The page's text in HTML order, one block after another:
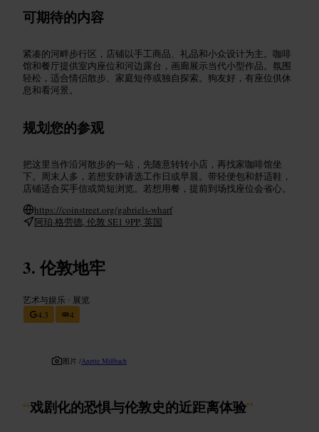
可期待的内容
紧凑的河畔步行区，店铺以手工商品、礼品和小众设计为主。咖啡
馆和餐厅提供室内座位和河边露台，画廊展示当代小型作品。氛围
轻松，适合情侣散步、家庭短停或独自探索。狗友好，有座位供休
息和看河景。
规划您的参观
把这里当作沿河散步的一站，先随意转转小店，再找家咖啡馆坐
下。周末人多，若想安静请选工作日或早晨。带轻便包和舒适鞋，
店铺适合买手信或简短浏览。若想用餐，提前到场找座位会省心。
https://coinstreet.org/gabriels-wharf
阿珀·格劳德, 伦敦 SE1 9PP, 英国
伦敦地牢
艺术与娱乐 • 展览
4.3
4
图片 /Anette Mißbach
“戏剧化的恐惧与伦敦史的近距离体验”